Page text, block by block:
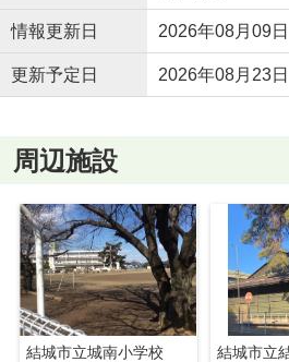
情報更新日 2026年08月09日
更新予定日 2026年08月23日
周辺施設
結城市立城南小学校
結城市立